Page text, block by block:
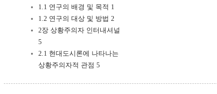
1.1 연구의 배경 및 목적 1
1.2 연구의 대상 및 방법 2
2장 상황주의자 인터내셔널
5
2.1 현대도시론에 나타나는
상황주의자적 관점 5